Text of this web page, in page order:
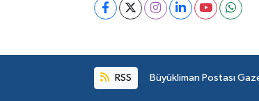
RSS Büyükliman Postası